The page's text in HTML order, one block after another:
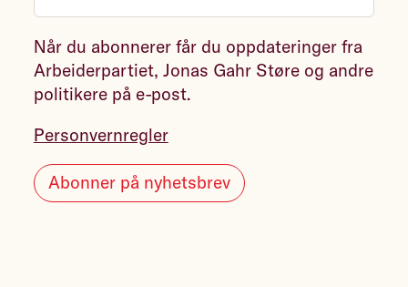
Når du abonnerer får du oppdateringer fra
Arbeiderpartiet, Jonas Gahr Støre og andre
politikere på e-post.
Personvernregler
Abonner på nyhetsbrev